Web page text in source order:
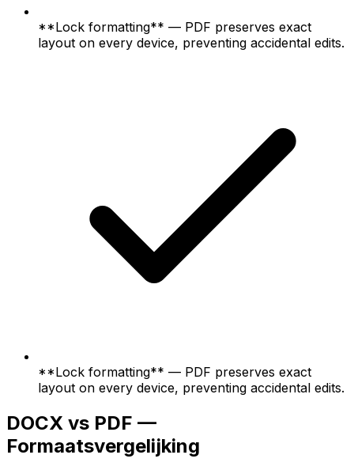
**Lock formatting** — PDF preserves exact
layout on every device, preventing accidental edits.
**Lock formatting** — PDF preserves exact
layout on every device, preventing accidental edits.
DOCX vs PDF —
Formaatsvergelijking